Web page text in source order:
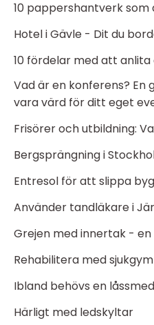
10 pappershantverk som
Hotel i Gävle - Dit du
10 fördelar med att
Vad är en konferens?
vara värd för ditt eget
Frisörer och utbildning:
Bergsprängning i
Entresol för att slippa
Använder tandläkare i
Grejen med innertak - en
Rehabilitera med
Ibland behövs en låssmed
Härligt med ledskyltar